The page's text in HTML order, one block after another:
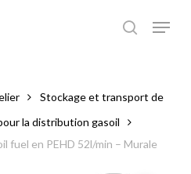
Stockage et transport de
la distribution gasoil
fuel en PEHD 52l/min – Murale